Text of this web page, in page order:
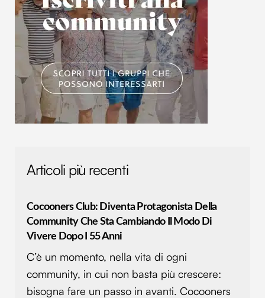
informazioni sul modo in cui utilizzi il nostro sito con i
nostri partner che si occupano di analisi dei dati web,
pubblicità e social media, i quali potrebbero combinarle
con altre informazioni che hai fornito loro o che hanno
raccolto dal tuo utilizzo dei loro servizi.
Articoli più recenti
Cocooners Club: Diventa Protagonista Della
Community Che Sta Cambiando Il Modo Di
Vivere Dopo I 55 Anni
C’è un momento, nella vita di ogni
community, in cui non basta più crescere:
bisogna fare un passo in avanti. Cocooners